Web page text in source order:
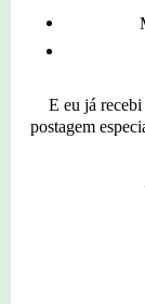
E eu já
postagem